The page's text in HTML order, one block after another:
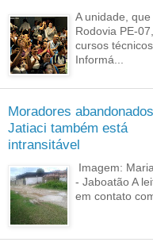
A unidade,
Rodovia PE-
cursos
Informá...
Moradores
Jatiaci também está
intransitável
Imagem:
- Jaboatão A
em contato